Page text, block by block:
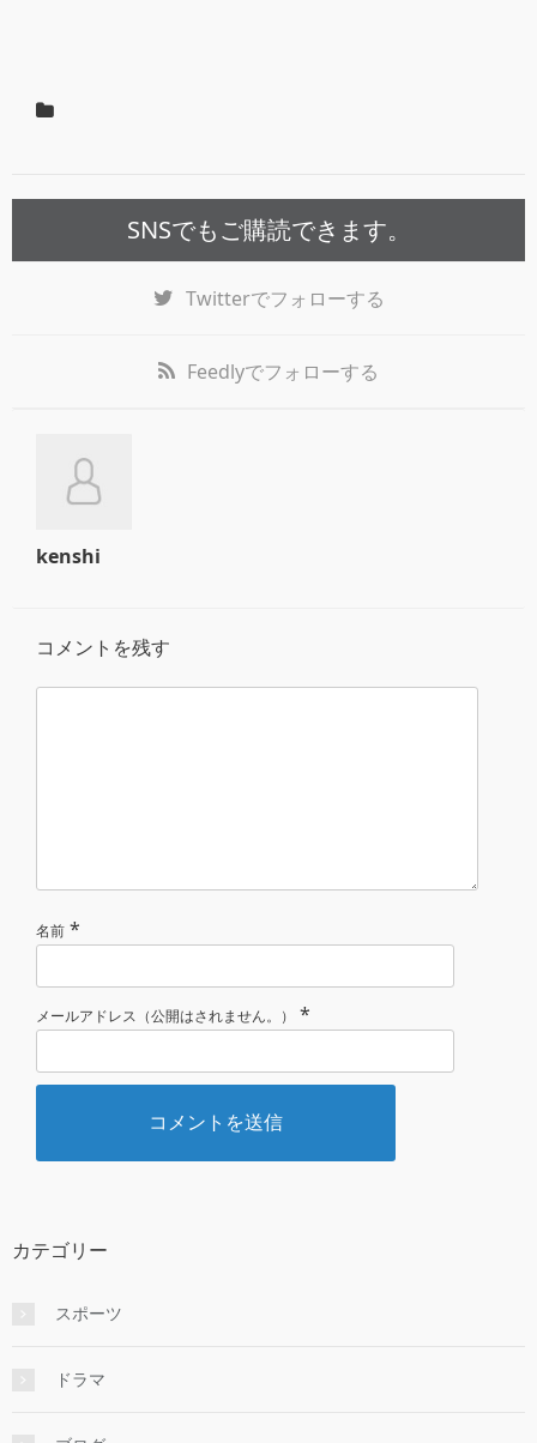
SNSでもご購読できます。
Twitterでフォローする
Feedlyでフォローする
kenshi
コメントを残す
名前 *
メールアドレス（公開はされません。） *
カテゴリー
スポーツ
ドラマ